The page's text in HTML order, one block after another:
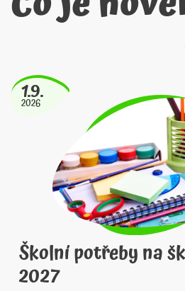
1.9.
2026
Školní potřeby na
2027